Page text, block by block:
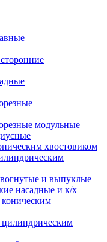
модульные
хвостовиком
и выпуклые
насадные и к/х